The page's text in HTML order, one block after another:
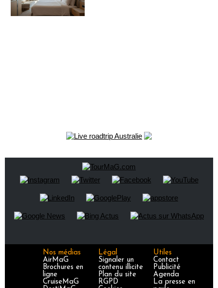
Nos médias
AirMaG
Brochures en
ligne
CruiseMaG
Légal
Signaler un
contenu illicite
Plan du site
RGPD
Utiles
Contact
Publicité
Agenda
La presse en